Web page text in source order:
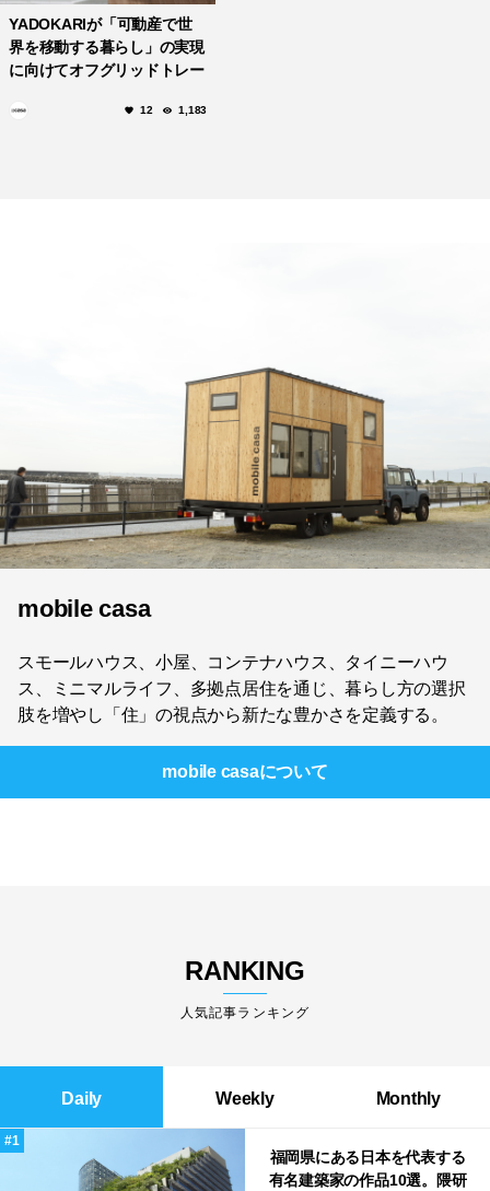
YADOKARIが「可動産で世
界を移動する暮らし」の実現
に向けてオフグリッドトレー
始動！
12 1,183
mobile casa
スモールハウス、小屋、コンテナハウス、タイニーハウ
ス、ミニマルライフ、多拠点居住を通じ、暮らし方の選択
肢を増やし「住」の視点から新たな豊かさを定義する。
mobile casaについて
RANKING
人気記事ランキング
Daily Weekly Monthly
福岡県にある日本を代表する
有名建築家の作品10選。隈研